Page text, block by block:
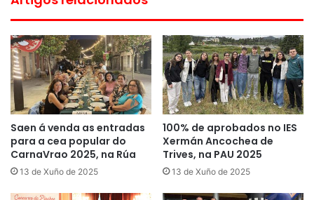
Saen á venda as entradas
para a cea popular do
CarnaVrao 2025, na Rúa
13 de Xuño de 2025
100% de aprobados no IES
Xermán Ancochea de
Trives, na PAU 2025
13 de Xuño de 2025